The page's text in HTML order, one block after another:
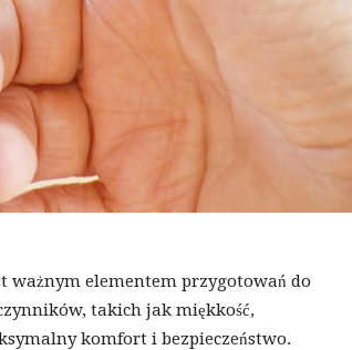
ważnym elementem przygotowań do
takich jak miękkość,
komfort i bezpieczeństwo.